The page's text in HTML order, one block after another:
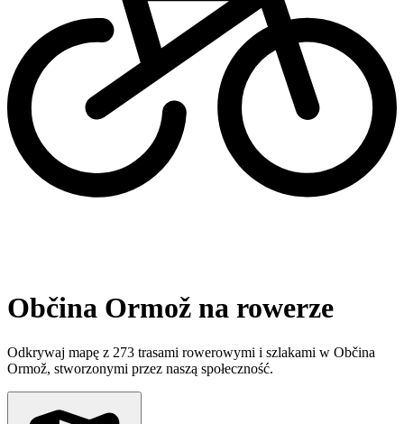
Občina Ormož na rowerze
Odkrywaj mapę z 273 trasami rowerowymi i szlakami w Občina
Ormož, stworzonymi przez naszą społeczność.